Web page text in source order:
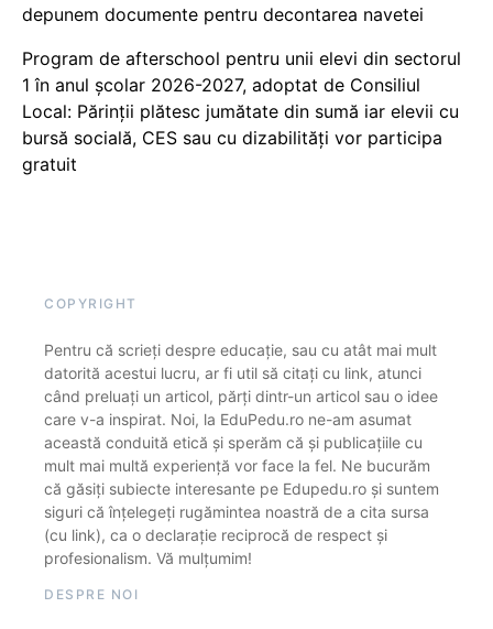
depunem documente pentru decontarea navetei
Program de afterschool pentru unii elevi din sectorul
1 în anul școlar 2026-2027, adoptat de Consiliul
Local: Părinții plătesc jumătate din sumă iar elevii cu
bursă socială, CES sau cu dizabilităţi vor participa
gratuit
COPYRIGHT
Pentru că scrieți despre educație, sau cu atât mai mult
datorită acestui lucru, ar fi util să citați cu link, atunci
când preluați un articol, părți dintr-un articol sau o idee
care v-a inspirat. Noi, la EduPedu.ro ne-am asumat
această conduită etică și sperăm că și publicațiile cu
mult mai multă experiență vor face la fel. Ne bucurăm
că găsiți subiecte interesante pe Edupedu.ro și suntem
siguri că înțelegeți rugămintea noastră de a cita sursa
(cu link), ca o declarație reciprocă de respect și
profesionalism. Vă mulțumim!
DESPRE NOI